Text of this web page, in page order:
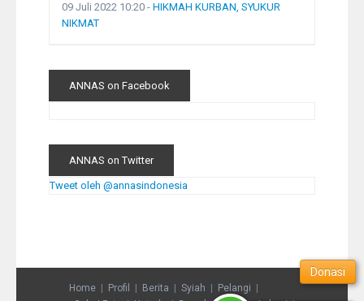
09 Juli 2022 10:20 - HIKMAH KURBAN, SYUKUR
NIKMAT
ANNAS on Facebook
ANNAS on Twitter
Tweet oleh @annasindonesia
Home Profil Berita Syiah
Pelangi
Donasi